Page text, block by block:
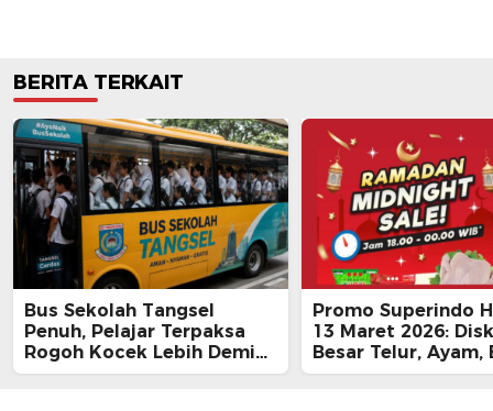
BERITA TERKAIT
Bus Sekolah Tangsel
Penuh, Pelajar Terpaksa
Rogoh Kocek Lebih Demi
Tiba Tepat Waktu
Promo Superindo
13 Maret 2026:
Besar Telur, Ayam,
hingga Daging,